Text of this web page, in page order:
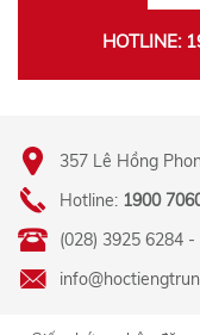
HOTLINE:
357 Lê Hồng
Hotline: 1900
(028) 3925 6284